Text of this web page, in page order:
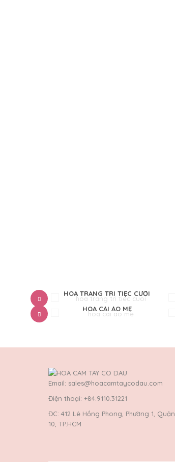
HOA TRANG TRÍ TIỆC CƯỚI
HOA CÀI ÁO MẸ
Email: sales@hoacamtaycodau.com
Điện thoại: +84.9110.31221
ĐC: 412 Lê Hồng Phong, Phường 1, Quận
10, TP.HCM